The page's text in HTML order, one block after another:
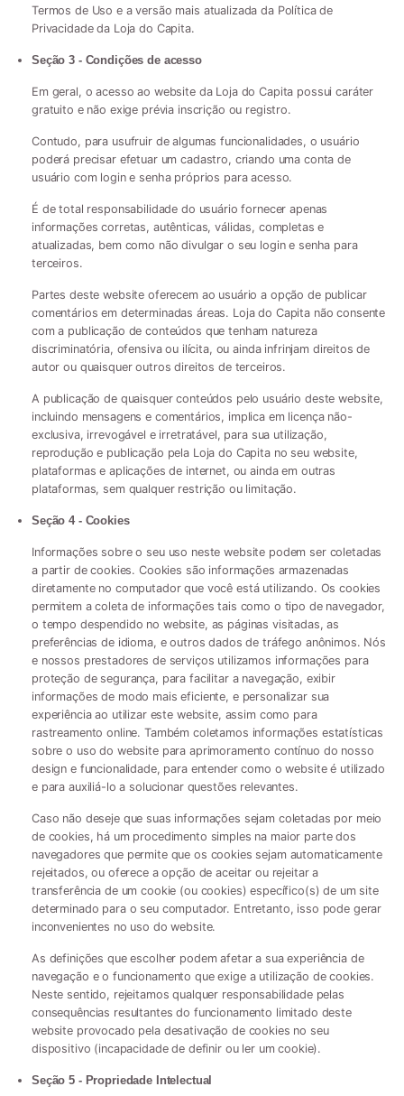
Termos de Uso e a versão mais atualizada da Política de
Privacidade da Loja do Capita.
Seção 3 - Condições de acesso
Em geral, o acesso ao website da Loja do Capita possui caráter
gratuito e não exige prévia inscrição ou registro.
Contudo, para usufruir de algumas funcionalidades, o usuário
poderá precisar efetuar um cadastro, criando uma conta de
usuário com login e senha próprios para acesso.
É de total responsabilidade do usuário fornecer apenas
informações corretas, autênticas, válidas, completas e
atualizadas, bem como não divulgar o seu login e senha para
terceiros.
Partes deste website oferecem ao usuário a opção de publicar
comentários em determinadas áreas. Loja do Capita não consente
com a publicação de conteúdos que tenham natureza
discriminatória, ofensiva ou ilícita, ou ainda infrinjam direitos de
autor ou quaisquer outros direitos de terceiros.
A publicação de quaisquer conteúdos pelo usuário deste website,
incluindo mensagens e comentários, implica em licença não-
exclusiva, irrevogável e irretratável, para sua utilização,
reprodução e publicação pela Loja do Capita no seu website,
plataformas e aplicações de internet, ou ainda em outras
plataformas, sem qualquer restrição ou limitação.
Seção 4 - Cookies
Informações sobre o seu uso neste website podem ser coletadas
a partir de cookies. Cookies são informações armazenadas
diretamente no computador que você está utilizando. Os cookies
permitem a coleta de informações tais como o tipo de navegador,
o tempo despendido no website, as páginas visitadas, as
preferências de idioma, e outros dados de tráfego anônimos. Nós
e nossos prestadores de serviços utilizamos informações para
proteção de segurança, para facilitar a navegação, exibir
informações de modo mais eficiente, e personalizar sua
experiência ao utilizar este website, assim como para
rastreamento online. Também coletamos informações estatísticas
sobre o uso do website para aprimoramento contínuo do nosso
design e funcionalidade, para entender como o website é utilizado
e para auxiliá-lo a solucionar questões relevantes.
Caso não deseje que suas informações sejam coletadas por meio
de cookies, há um procedimento simples na maior parte dos
navegadores que permite que os cookies sejam automaticamente
rejeitados, ou oferece a opção de aceitar ou rejeitar a
transferência de um cookie (ou cookies) específico(s) de um site
determinado para o seu computador. Entretanto, isso pode gerar
inconvenientes no uso do website.
As definições que escolher podem afetar a sua experiência de
navegação e o funcionamento que exige a utilização de cookies.
Neste sentido, rejeitamos qualquer responsabilidade pelas
consequências resultantes do funcionamento limitado deste
website provocado pela desativação de cookies no seu
dispositivo (incapacidade de definir ou ler um cookie).
Seção 5 - Propriedade Intelectual